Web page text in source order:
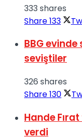
333 shares
Share133
BBG
seviştiler
326 shares
Share130
Hande
verdi